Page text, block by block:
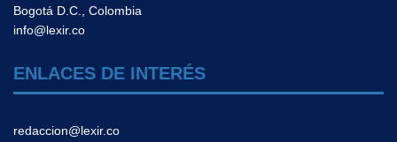
Bogotá D.C., Colombia
info@lexir.co
ENLACES DE INTERÉS
redaccion@lexir.co